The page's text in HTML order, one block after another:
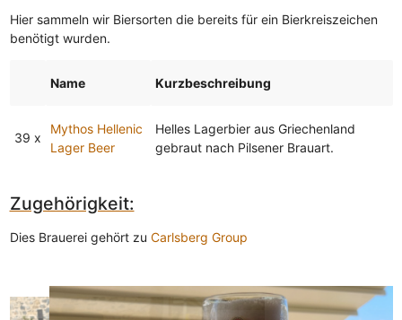
Hier sammeln wir Biersorten die bereits für ein Bierkreiszeichen
benötigt wurden.
Name Kurzbeschreibung
39 x
Mythos Hellenic
Lager Beer
Helles Lagerbier aus Griechenland
gebraut nach Pilsener Brauart.
Zugehörigkeit:
Dies Brauerei gehört zu Carlsberg Group